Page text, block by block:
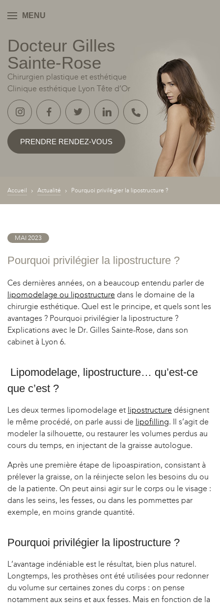
MENU
Docteur Gilles
Sainte‑Rose
Chirurgien plastique et esthétique
Clinique esthétique Lyon Tête d’Or
PRENDRE RENDEZ-VOUS
Accueil Actualité Pourquoi privilégier la lipostructure ?
MAI 2023
Pourquoi privilégier la lipostructure ?
Ces dernières années, on a beaucoup entendu parler de
lipomodelage ou lipostructure dans le domaine de la
chirurgie esthétique. Quel est le principe, et quels sont les
avantages ? Pourquoi privilégier la lipostructure ?
Explications avec le Dr. Gilles Sainte-Rose, dans son
cabinet à Lyon 6.
Lipomodelage, lipostructure… qu’est-ce
que c’est ?
Les deux termes lipomodelage et lipostructure désignent
le même procédé, on parle aussi de lipofilling. Il s’agit de
modeler la silhouette, ou restaurer les volumes perdus au
cours du temps, en injectant de la graisse autologue.
Après une première étape de lipoaspiration, consistant à
prélever la graisse, on la réinjecte selon les besoins du ou
de la patiente. On peut ainsi agir sur le corps ou le visage :
dans les seins, les fesses, ou dans les pommettes par
exemple, en moins grande quantité.
Pourquoi privilégier la lipostructure ?
L’avantage indéniable est le résultat, bien plus naturel.
Longtemps, les prothèses ont été utilisées pour redonner
du volume sur certaines zones du corps : on pense
notamment aux seins et aux fesses. Mais en fonction de la